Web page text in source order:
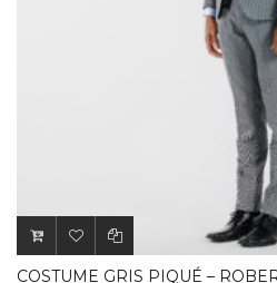
COSTUME GRIS PIQUÉ –